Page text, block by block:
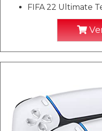
FIFA 22 Ultimate